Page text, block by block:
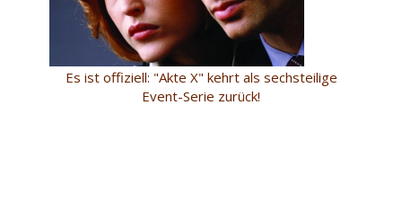
Es ist offiziell: "Akte X" kehrt als sechsteilige
Event-Serie zurück!